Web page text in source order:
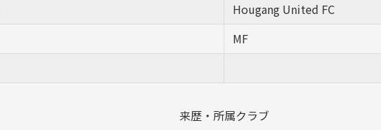
Hougang United FC
MF
来歴・所属クラブ